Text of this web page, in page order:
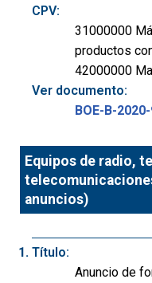
CPV:
31000000
productos
42000000
Ver documento:
BOE-B-
Equipos de radio,
anuncios)
Título:
Anuncio de